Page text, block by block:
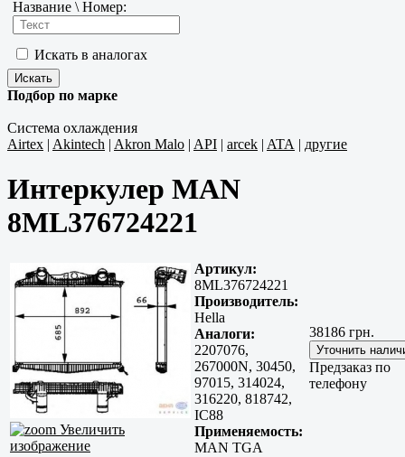
Название \ Номер:
Искать в аналогах
Подбор по марке
Система охлаждения
Airtex | Akintech | Akron Malo | API | arcek | ATA | другие
Интеркулер MAN
8ML376724221
Увеличить
изображение
Артикул:
8ML376724221
Производитель:
Hella
Аналоги:
2207076,
267000N, 30450,
97015, 314024,
316220, 818742,
IC88
Применяемость:
MAN TGA
38186 грн.
Предзаказ по
телефону